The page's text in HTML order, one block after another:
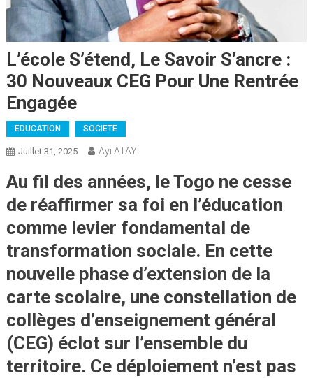
L’école S’étend, Le Savoir S’ancre :
30 Nouveaux CEG Pour Une Rentrée
Engagée
EDUCATION SOCIETE
Juillet 31, 2025 Ayi ATAYI
Au fil des années, le Togo ne cesse
de réaffirmer sa foi en l’éducation
comme levier fondamental de
transformation sociale. En cette
nouvelle phase d’extension de la
carte scolaire, une constellation de
collèges d’enseignement général
(CEG) éclot sur l’ensemble du
territoire. Ce déploiement n’est pas